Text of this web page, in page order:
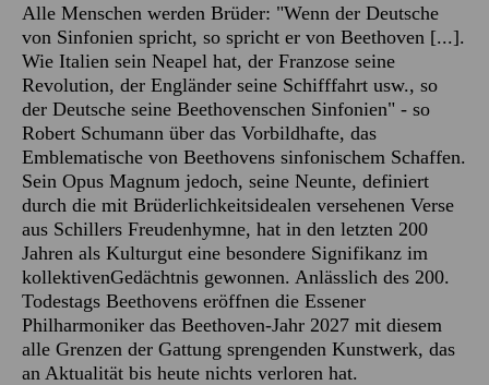
Alle Menschen werden Brüder: "Wenn der Deutsche
von Sinfonien spricht, so spricht er von Beethoven [...].
Wie Italien sein Neapel hat, der Franzose seine
Revolution, der Engländer seine Schifffahrt usw., so
der Deutsche seine Beethovenschen Sinfonien" - so
Robert Schumann über das Vorbildhafte, das
Emblematische von Beethovens sinfonischem Schaffen.
Sein Opus Magnum jedoch, seine Neunte, definiert
durch die mit Brüderlichkeitsidealen versehenen Verse
aus Schillers Freudenhymne, hat in den letzten 200
Jahren als Kulturgut eine besondere Signifikanz im
kollektivenGedächtnis gewonnen. Anlässlich des 200.
Todestags Beethovens eröffnen die Essener
Philharmoniker das Beethoven-Jahr 2027 mit diesem
alle Grenzen der Gattung sprengenden Kunstwerk, das
an Aktualität bis heute nichts verloren hat.